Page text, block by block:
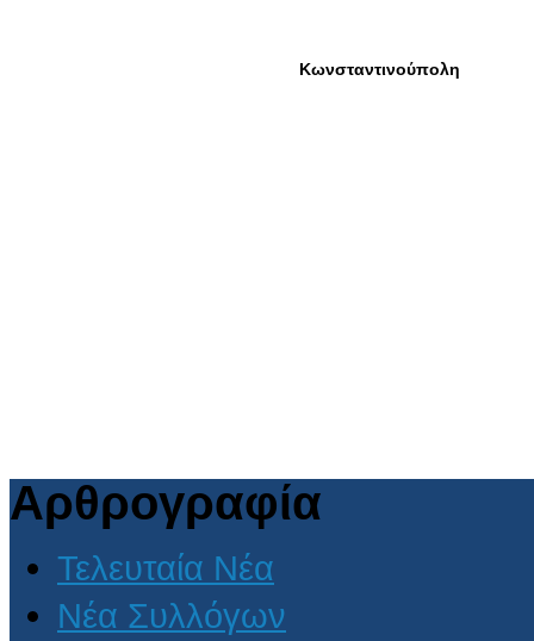
Αρθρογραφία
Τελευταία Νέα
Νέα Συλλόγων